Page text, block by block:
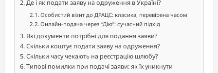
Де і як подати заяву на одруження в Україні?
Особистий візит до ДРАЦС: класика, перевірена часом
Онлайн-подача через “Дію”: сучасний підхід
Які документи потрібні для подання заяви?
Скільки коштує подати заяву на одруження?
Скільки часу чекають на реєстрацію шлюбу?
Типові помилки при подачі заяви: як їх уникнути